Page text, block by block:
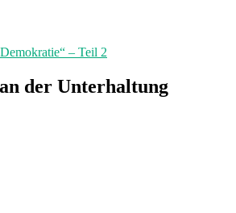
– Teil 2
der Unterhaltung